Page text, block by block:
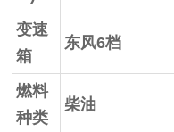
变速
箱
东风6档
燃料
种类
柴油